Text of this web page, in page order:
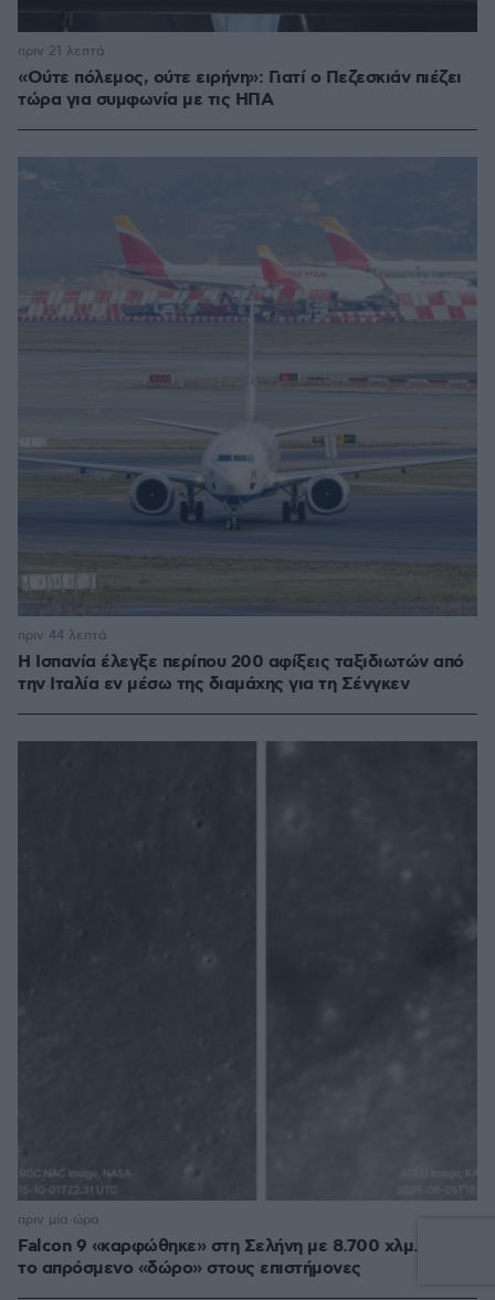
«Ούτε πόλεμος, ούτε ειρήνη»: Γιατί ο Πεζεσκιάν πιέζει
τώρα για συμφωνία με τις ΗΠΑ
πριν 21 λεπτά
Η Ισπανία έλεγξε περίπου 200 αφίξεις ταξιδιωτών από
την Ιταλία εν μέσω της διαμάχης για τη Σένγκεν
πριν 44 λεπτά
Falcon 9 «καρφώθηκε» στη Σελήνη με 8.700 χλμ./ώρα,
το απρόσμενο «δώρο» στους επιστήμονες
πριν μία ώρα